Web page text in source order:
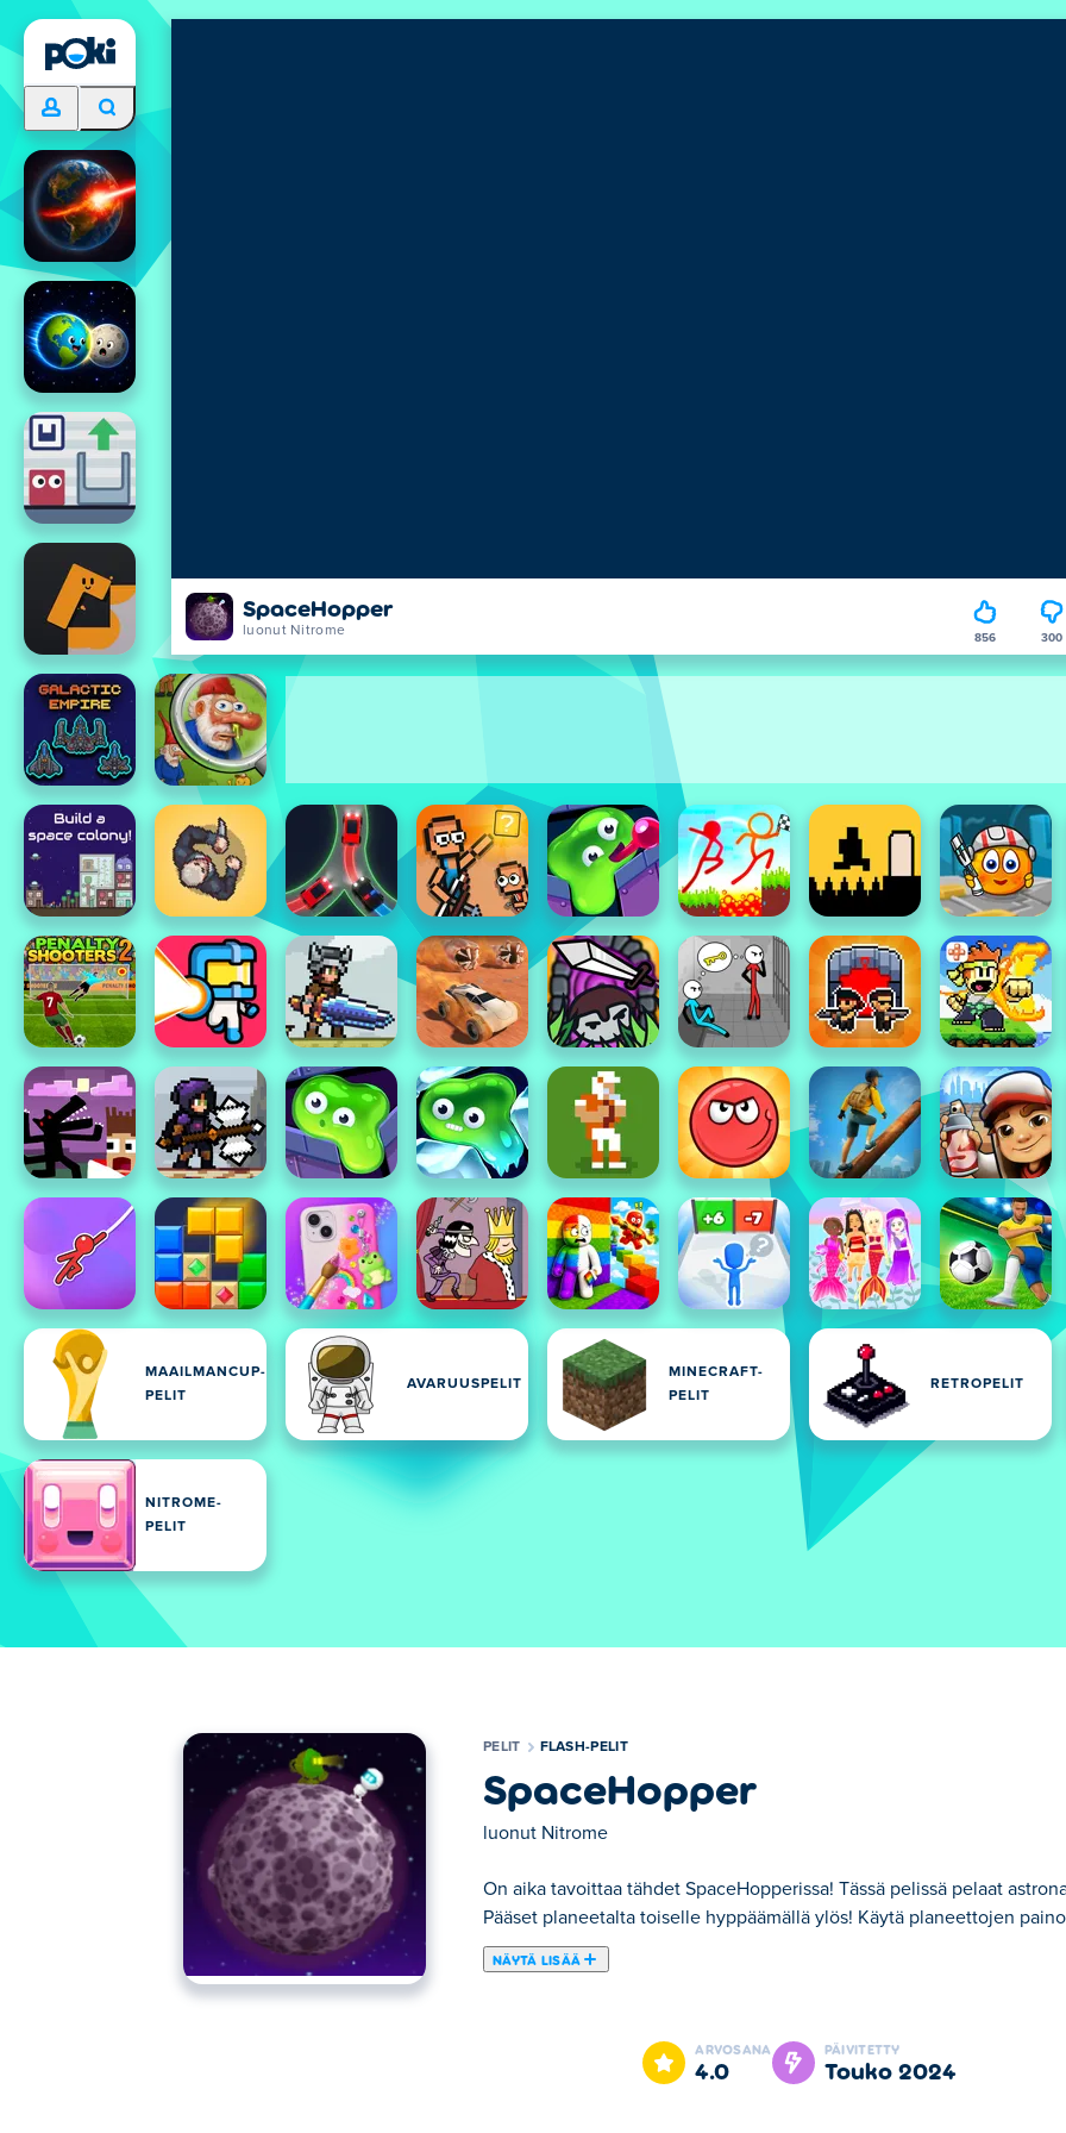
SpaceHopper
luonut Nitrome 856 300
MAAILMANCUP-
PELIT
AVARUUSPELIT
MINECRAFT-
PELIT
RETROPELIT
NITROME-
PELIT
PELIT FLASH-PELIT
SpaceHopper
luonut Nitrome
On aika tavoittaa tähdet SpaceHopperissa! Tässä pelissä pelaat
Pääset planeetalta toiselle hyppäämällä ylös! Käytä planeettojen
NÄYTÄ LISÄÄ
On aika tavoittaa tähdet SpaceHopperissa! Tässä pelissä pelaat astronautina, jonka on kerättävä jokainen
HTML 5:ssä, joten voit pelata sitä milloin haluat! Saatko kaikki tähdet?
ARVOSANA
4.0
PÄIVITETTY
touko 2024